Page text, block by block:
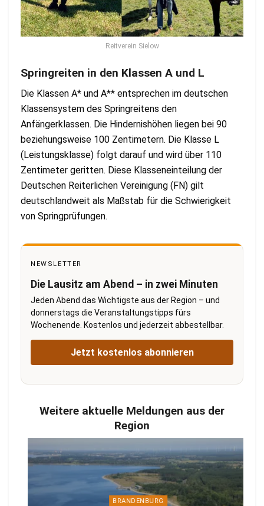
Reitverein Sielow
Springreiten in den Klassen A und L
Die Klassen A* und A** entsprechen im deutschen
Klassensystem des Springreitens den
Anfängerklassen. Die Hindernishöhen liegen bei 90
beziehungsweise 100 Zentimetern. Die Klasse L
(Leistungsklasse) folgt darauf und wird über 110
Zentimeter geritten. Diese Klasseneinteilung der
Deutschen Reiterlichen Vereinigung (FN) gilt
deutschlandweit als Maßstab für die Schwierigkeit
von Springprüfungen.
NEWSLETTER
Die Lausitz am Abend – in zwei Minuten
Jeden Abend das Wichtigste aus der Region – und
donnerstags die Veranstaltungstipps fürs
Wochenende. Kostenlos und jederzeit abbestellbar.
Jetzt kostenlos abonnieren
Weitere aktuelle Meldungen aus der
Region
BRANDENBURG